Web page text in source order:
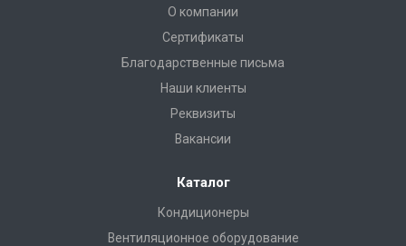
О компании
Сертификаты
Благодарственные письма
Наши клиенты
Реквизиты
Вакансии
Каталог
Кондиционеры
Вентиляционное оборудование